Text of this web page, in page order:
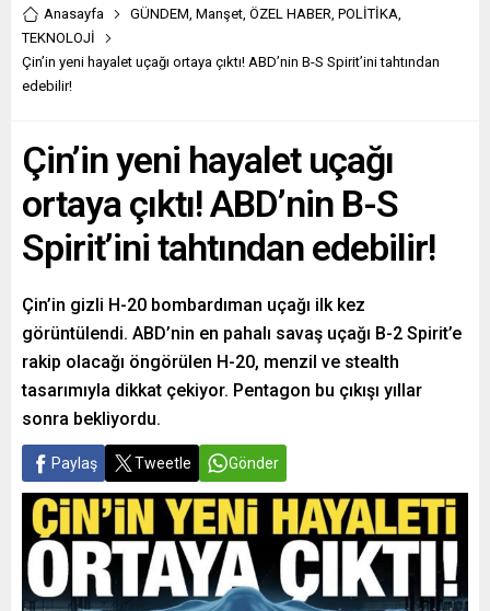
Anasayfa GÜNDEM, Manşet, ÖZEL HABER, POLİTİKA,
TEKNOLOJİ
Çin’in yeni hayalet uçağı ortaya çıktı! ABD’nin B-S Spirit’ini tahtından
edebilir!
Çin’in yeni hayalet uçağı
ortaya çıktı! ABD’nin B-S
Spirit’ini tahtından edebilir!
Çin’in gizli H-20 bombardıman uçağı ilk kez
görüntülendi. ABD’nin en pahalı savaş uçağı B-2 Spirit’e
rakip olacağı öngörülen H-20, menzil ve stealth
tasarımıyla dikkat çekiyor. Pentagon bu çıkışı yıllar
sonra bekliyordu.
Paylaş Tweetle Gönder